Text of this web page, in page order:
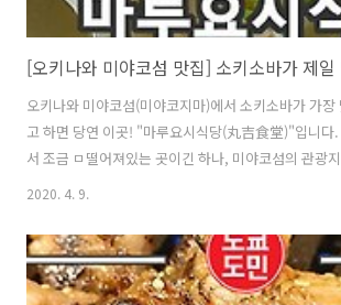
오키나와 미야코섬(미야코지마)에서 소키소바가 가
고 하면 당연 이곳! "마루요시식당(丸吉食堂)"입니다
서 조금 ㅁ떨어져있는 곳이긴 하나, 미야코섬의 관광
마린가든"에서 자동차로 몇분 안걸리는 곳에 있습니다
코드(MapCode) : 310 222 224*75 ・주소 : 〒906-
島市城辺砂川975-1 ・전화번호 : 0980-77-4211 ・
15:00 ​성수기때에는 11시정도부터 줄을 서야 합니다.
2020. 4. 9.